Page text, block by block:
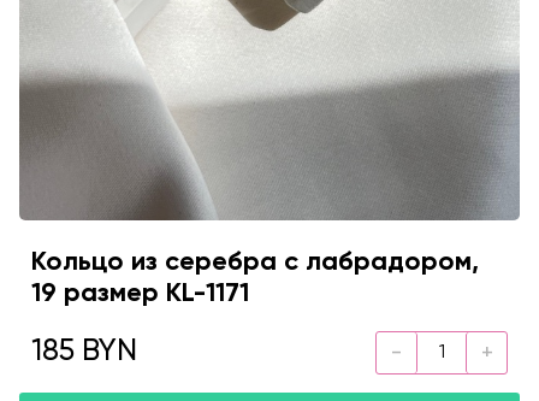
Кольцо из серебра с лабрадором,
19 размер KL-1171
185 BYN